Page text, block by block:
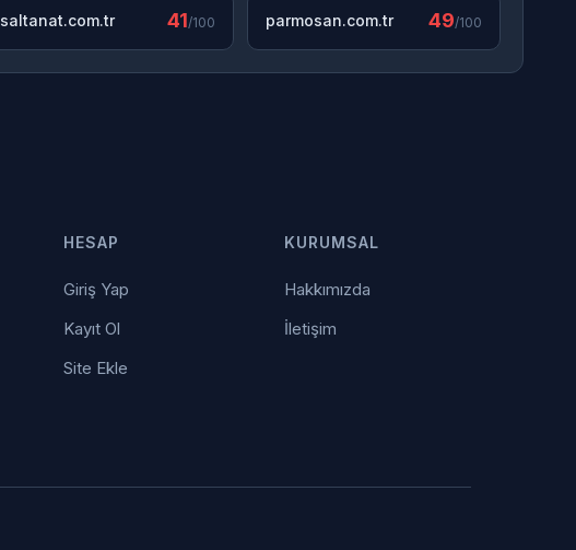
saltanat.com.tr 41/100 parmosan.com.tr 49/100
HESAP
Giriş Yap
Kayıt Ol
Site Ekle
KURUMSAL
Hakkımızda
İletişim